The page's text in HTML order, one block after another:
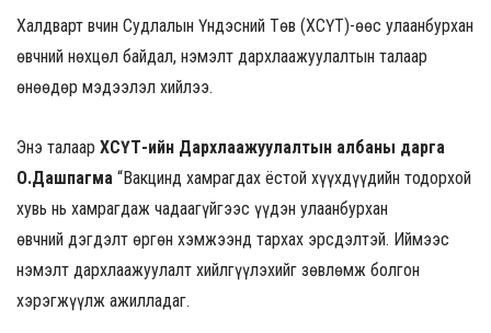
Халдварт Өвчин Судлалын Үндэсний Төв (ХӨСҮТ)-өөс улаанбурхан
өвчний нөхцөл байдал, нэмэлт дархлаажуулалтын талаар
өнөөдөр мэдээлэл хийлээ.
Энэ талаар ХӨСҮТ-ийн Дархлаажуулалтын албаны дарга
О.Дашпагма “Вакцинд хамрагдах ёстой хүүхдүүдийн тодорхой
хувь нь хамрагдаж чадаагүйгээс үүдэн улаанбурхан
өвчний дэгдэлт өргөн хэмжээнд тархах эрсдэлтэй. Иймээс
нэмэлт дархлаажуулалт хийлгүүлэхийг зөвлөмж болгон
хэрэгжүүлж ажилладаг.